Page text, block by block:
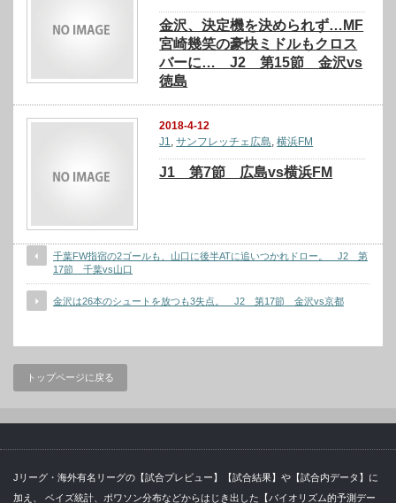
金沢、決定機を決められず…MF
宮崎幾笑の豪快ミドルもクロス
バーに… J2 第15節 金沢vs
徳島
2018-4-12
J1,サンフレッチェ広島,横浜FM
J1 第7節 広島vs横浜FM
千葉FW指宿の2ゴールも、山口に後半ATに追いつかれドロー。 J2 第
17節 千葉vs山口
金沢は26本のシュートを放つも3失点。 J2 第17節 金沢vs京都
トップページに戻る
Jリーグ・海外有名リーグの【試合プレビュー】【試合結果】や【試合内データ】に
加え、 ベイズ統計、ポワソン分布などからはじき出した【バイオリズム的予測デー